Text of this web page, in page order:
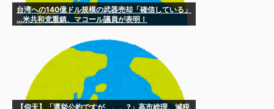
台湾への140億ドル規模の武器売却「確信している」
…米共和党重鎮、マコール議員が表明！
【仰天】「選挙公約ですが、、、?」高市総理、減税